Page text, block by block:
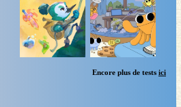
Encore plus de tests ici